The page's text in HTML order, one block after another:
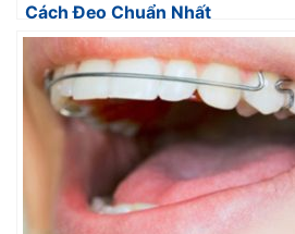
Cách Đeo Chuẩn Nhất